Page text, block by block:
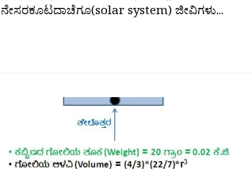
ನೇಸರಕೂಟದಾಚೆಗೂ(solar system) ಜೀವಿಗಳು...